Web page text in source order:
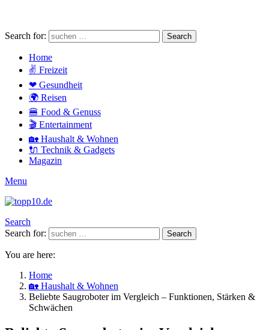
Search for: Search
Home
✌ Freizeit
❤ Gesundheit
🌍 Reisen
🍔 Food & Genuss
🎬 Entertainment
🏡 Haushalt & Wohnen
🔌 Technik & Gadgets
Magazin
Menu
Search
Search for:
Search
You are here:
Home
🏡 Haushalt & Wohnen
Beliebte Saugroboter im Vergleich – Funktionen, Stärken &
Schwächen